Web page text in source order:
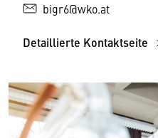
bigr6@wko.at
Detaillierte Kontaktseite